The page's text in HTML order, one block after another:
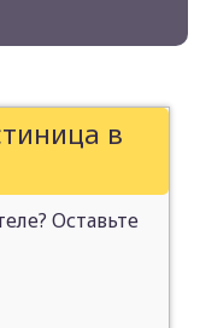
в
Оставьте